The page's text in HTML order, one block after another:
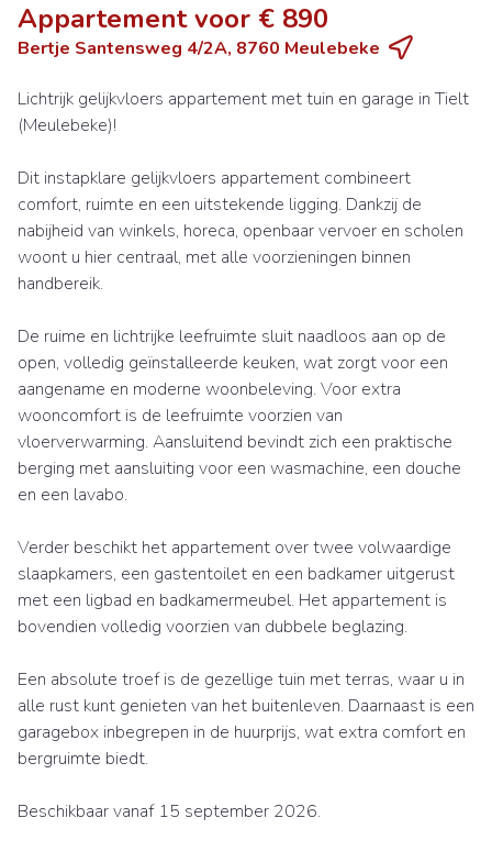
Appartement voor € 890
Bertje Santensweg 4/2A, 8760 Meulebeke
Lichtrijk gelijkvloers appartement met tuin en garage in Tielt
(Meulebeke)!
Dit instapklare gelijkvloers appartement combineert
comfort, ruimte en een uitstekende ligging. Dankzij de
nabijheid van winkels, horeca, openbaar vervoer en scholen
woont u hier centraal, met alle voorzieningen binnen
handbereik.
De ruime en lichtrijke leefruimte sluit naadloos aan op de
open, volledig geïnstalleerde keuken, wat zorgt voor een
aangename en moderne woonbeleving. Voor extra
wooncomfort is de leefruimte voorzien van
vloerverwarming. Aansluitend bevindt zich een praktische
berging met aansluiting voor een wasmachine, een douche
en een lavabo.
Verder beschikt het appartement over twee volwaardige
slaapkamers, een gastentoilet en een badkamer uitgerust
met een ligbad en badkamermeubel. Het appartement is
bovendien volledig voorzien van dubbele beglazing.
Een absolute troef is de gezellige tuin met terras, waar u in
alle rust kunt genieten van het buitenleven. Daarnaast is een
garagebox inbegrepen in de huurprijs, wat extra comfort en
bergruimte biedt.
Beschikbaar vanaf 15 september 2026.